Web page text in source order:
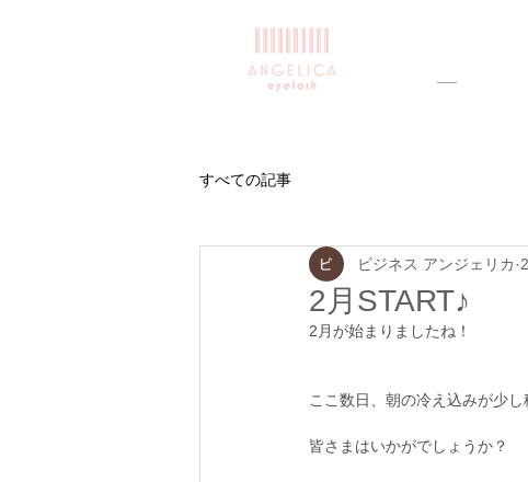
すべての記事
2月START♪
ビジネス アンジェリカ
2月が始まりましたね！
ここ数日、朝の冷え込みが少
皆さまはいかがでしょうか？